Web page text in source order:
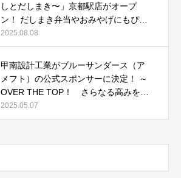
しとだしまき〜」京都駅店がオープ
ン！ だしまき弁当やおみやげにもぴっ
たりな人気メニューをご紹介』記事公
開中
2025.08.08
甲南設計工業がブルーサンダース（ア
メフト）の公式スポンサーに決定！ ～
OVER THE TOP！ さらなる高みを目
指して～
2025.05.07